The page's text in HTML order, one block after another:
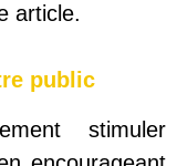
article.
public
stimuler